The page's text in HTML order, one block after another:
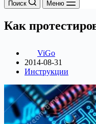
Поиск Меню
Как
ViGo
2014-08-31
Инструкции